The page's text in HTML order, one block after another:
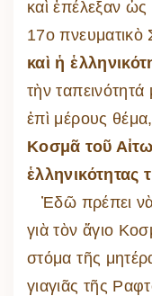
καὶ ἐπέλεξαν ὡς
17ο πνευματικὸ
καὶ ἡ
τὴν
ἐπὶ μέρους
Κοσμᾶ τοῦ
ἑλληνικότητας
Ἐδῶ πρέπει
γιὰ τὸν ἅγιο
στόμα τῆς
γιαγιᾶς τῆς